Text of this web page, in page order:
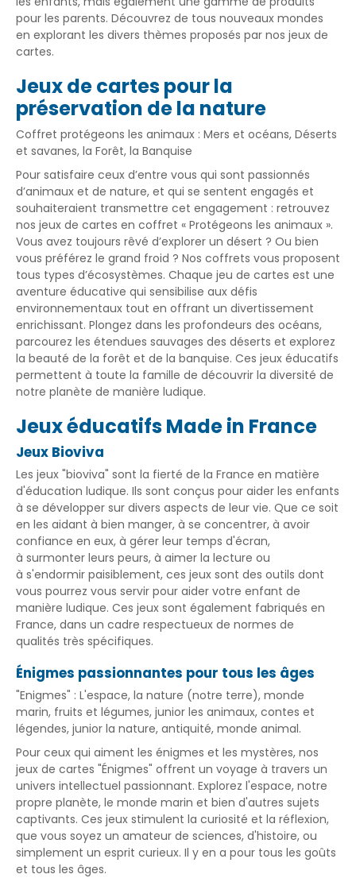
pour les parents. Découvrez de tous nouveaux mondes
en explorant les divers thèmes proposés par nos jeux de
cartes.
Jeux de cartes pour la
préservation de la nature
Coffret protégeons les animaux : Mers et océans, Déserts
et savanes, la Forêt, la Banquise
Pour satisfaire ceux d’entre vous qui sont passionnés
d’animaux et de nature, et qui se sentent engagés et
souhaiteraient transmettre cet engagement : retrouvez
nos jeux de cartes en coffret « Protégeons les animaux ».
Vous avez toujours rêvé d’explorer un désert ? Ou bien
vous préférez le grand froid ? Nos coffrets vous proposent
tous types d’écosystèmes. Chaque jeu de cartes est une
aventure éducative qui sensibilise aux défis
environnementaux tout en offrant un divertissement
enrichissant. Plongez dans les profondeurs des océans,
parcourez les étendues sauvages des déserts et explorez
la beauté de la forêt et de la banquise. Ces jeux éducatifs
permettent à toute la famille de découvrir la diversité de
notre planète de manière ludique.
Jeux éducatifs Made in France
Jeux Bioviva
Les jeux "bioviva" sont la fierté de la France en matière
d'éducation ludique. Ils sont conçus pour aider les enfants
à se développer sur divers aspects de leur vie. Que ce soit
en les aidant à bien manger, à se concentrer, à avoir
confiance en eux, à gérer leur temps d'écran,
à surmonter leurs peurs, à aimer la lecture ou
à s'endormir paisiblement, ces jeux sont des outils dont
vous pourrez vous servir pour aider votre enfant de
manière ludique. Ces jeux sont également fabriqués en
France, dans un cadre respectueux de normes de
qualités très spécifiques.
Énigmes passionnantes pour tous les âges
"Enigmes" : L'espace, la nature (notre terre), monde
marin, fruits et légumes, junior les animaux, contes et
légendes, junior la nature, antiquité, monde animal.
Pour ceux qui aiment les énigmes et les mystères, nos
jeux de cartes "Énigmes" offrent un voyage à travers un
univers intellectuel passionnant. Explorez l'espace, notre
propre planète, le monde marin et bien d'autres sujets
captivants. Ces jeux stimulent la curiosité et la réflexion,
que vous soyez un amateur de sciences, d'histoire, ou
simplement un esprit curieux. Il y en a pour tous les goûts
et tous les âges.